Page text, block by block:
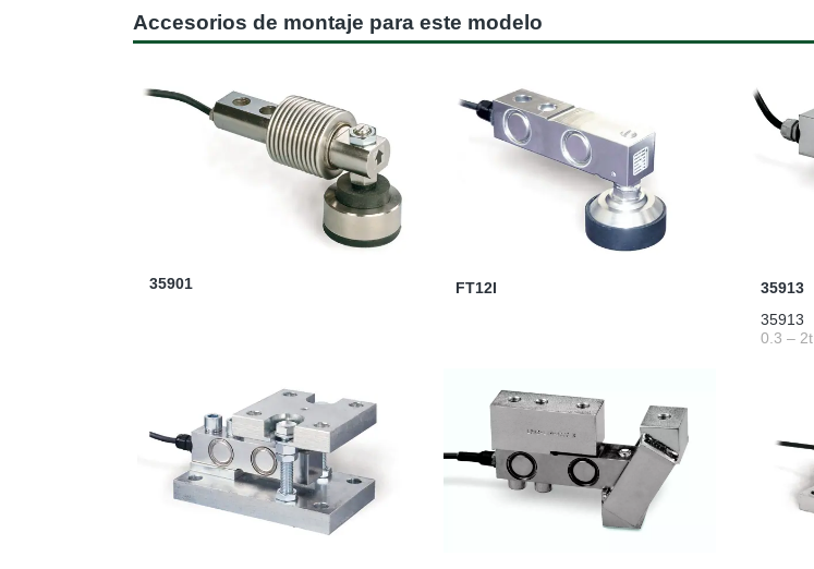
Accesorios de montaje para este modelo
35901 FT12I
35913
35913
0.3 – 2t